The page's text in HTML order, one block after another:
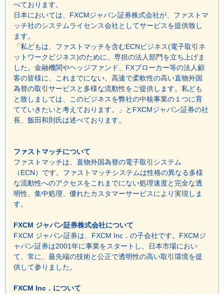
べております。
日本においては、FXCMジャパン証券株式会社が、ファストマ
ッチ社のシステムライセンス会社としてサービスを提供致し
ます。
「私どもは、ファストマッチを含むECNビジネス(電子取引ネ
ットワークビジネス)のために、専担の法人部門を立ち上げま
した。金融機関やヘッジファンド、FXブローカー等の法人顧
客の皆様に、これまでにない、高速で柔軟性の高い直物外国
為替の取引サービスと多様な流動性をご提供します。私ども
と致しましては、このビジネスを弊社の中核事業の１つに育
てていきたいと考えております。」とFXCMジャパン証券の社
長、飯田和則氏は述べております。
ファストマッチについて
ファストマッチは、直物外国為替の電子取引システム
（ECN）です。ファストマッチシステムは性格の異なる多様
な流動性へのアクセスをこれまでにない処理速度と完全な透
明性、集中処理、優れたカスタマーサービスにより実現しま
す。
FXCM ジャパン証券株式会社について
FXCM ジャパン証券は、FXCM Inc．の子会社です。FXCMジ
ャパン証券は2001年に事業をスタートし、日本市場におい
て、常に、最先端の技術と公正で透明性の高い取引環境を提
供して参りました。
FXCM Inc．について